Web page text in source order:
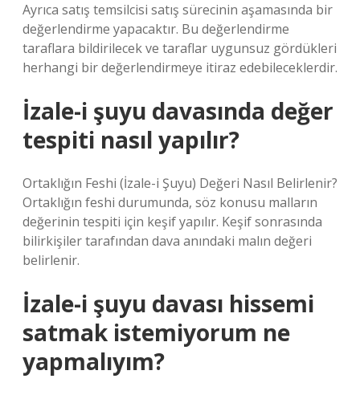
Ayrıca satış temsilcisi satış sürecinin aşamasında bir
değerlendirme yapacaktır. Bu değerlendirme
taraflara bildirilecek ve taraflar uygunsuz gördükleri
herhangi bir değerlendirmeye itiraz edebileceklerdir.
İzale-i şuyu davasında değer
tespiti nasıl yapılır?
Ortaklığın Feshi (İzale-i Şuyu) Değeri Nasıl Belirlenir?
Ortaklığın feshi durumunda, söz konusu malların
değerinin tespiti için keşif yapılır. Keşif sonrasında
bilirkişiler tarafından dava anındaki malın değeri
belirlenir.
İzale-i şuyu davası hissemi
satmak istemiyorum ne
yapmalıyım?